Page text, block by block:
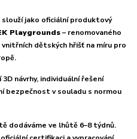
slouží jako oficiální produktový
Playgrounds– renomovaného
dětských hřišť na míru pro
návrhy, individuální řešení
bezpečnost v souladu s normou
dodáváme ve lhůtě 6–8 týdnů.